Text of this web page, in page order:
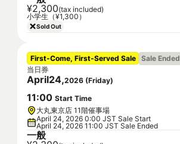
¥2,300(tax included)
小学生（¥1,300）
Sold Out
First-Come, First-Served Sale Sale Ended
当日券
April24,2026 (Friday)
11:00 Start Time
大丸東京店 11階催事場
April 24, 2026 0:00 JST Sale Start
April 24, 2026 11:00 JST Sale Ended
一般